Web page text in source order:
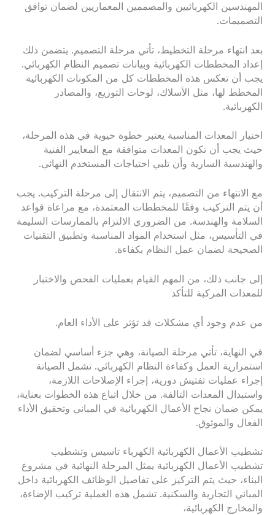
المهندسين الكهربائيين والمصممين المعماريين لضمان توافق
التصميمات.
بعد انتهاء مرحلة التخطيط، تأتي مرحلة التصميم. يتضمن ذلك
إعداد المخططات الكهربائية وبيانات تصميم النظام الكهربائي.
يجب أن تعكس هذه المخططات كل من المكونات الكهربائية
المخطط لها، مثل الأسلاك، لوحات التوزيع، والمصادر
الكهربائية.
اختيار المعدات المناسبة يعتبر خطوة حيوية في هذه المرحلة،
حيث يجب أن تكون المعدات متوافقة مع المعايير الفنية
والهندسية السارية وأن تلبي احتياجات المستخدم النهائي.
مع الانتهاء من التصميم، يتم الانتقال إلى مرحلة التركيب. يجب
أن يتم التركيب وفقًا للمخططات المعتمدة، مع مراعاة قواعد
السلامة والهندسة. من الضروري الالتزام بالممارسات السليمة
في التأسيس، مثل استخدام المواد المناسبة وتطبيق التقنيات
الصحيحة لضمان عمل النظام بكفاءة.
إلى جانب ذلك، من المهم القيام بعمليات الفحص والاختبار
للمعدات المركبة للتأكد
من عدم وجود أي مشكلات قد تؤثر على الأداء العام.
في النهاية، تأتي مرحلة الصيانة، وهي جزء أساسي لضمان
استمرارية العمل وكفاءة النظام الكهربائي. تشمل الصيانة
إجراء عمليات تفتيش دورية، إجراء الإصلاحات اللازمة،
واستبدال المعدات التالفة. من خلال اتباع هذه الخطوات بعناية،
يمكن ضمان نجاح الأعمال الكهربائية في المباني وتحقيق الأداء
الفعال والموثوق.
تشطيب الأعمال الكهربائية الكهرباء تاسيس وتشطيب
تشطيب الأعمال الكهربائية يمثل المرحلة النهائية في مشروع
البناء، حيث يتم التركيز على تفاصيل الوظائف الكهربائية داخل
المباني التجارية والسكنية. تشمل هذه العملية تركيب الإضاءة،
والمخارج الكهربائية،